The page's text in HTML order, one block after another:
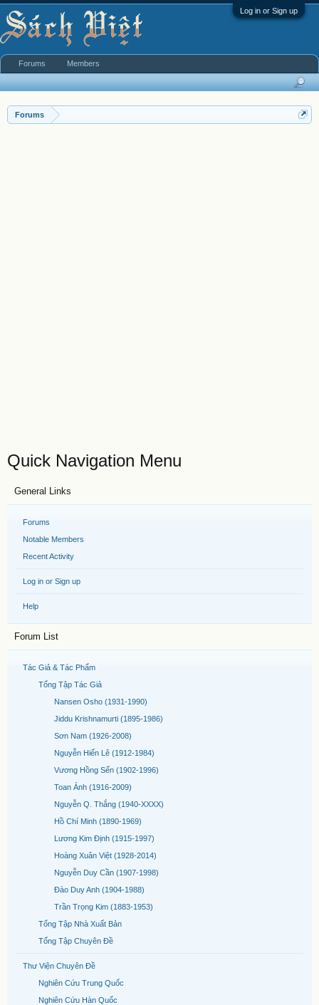
Log in or Sign up
Forums
Quick Navigation Menu
General Links
Forums
Notable Members
Recent Activity
Log in or Sign up
Help
Forum List
Tác Giả & Tác Phẩm
Tổng Tập Tác Giả
Nansen Osho (1931-1990)
Jiddu Krishnamurti (1895-1986)
Sơn Nam (1926-2008)
Nguyễn Hiến Lê (1912-1984)
Vương Hồng Sển (1902-1996)
Toan Ánh (1916-2009)
Nguyễn Q. Thắng (1940-XXXX)
Hồ Chí Minh (1890-1969)
Lương Kim Định (1915-1997)
Hoàng Xuân Việt (1928-2014)
Nguyễn Duy Cần (1907-1998)
Đào Duy Anh (1904-1988)
Trần Trọng Kim (1883-1953)
Tổng Tập Nhà Xuất Bản
Tổng Tập Chuyên Đề
Thư Viện Chuyên Đề
Nghiên Cứu Trung Quốc
Nghiên Cứu Hàn Quốc
Forums Members